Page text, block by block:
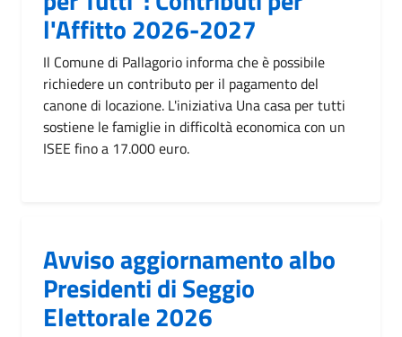
l'Affitto 2026-2027
Il Comune di Pallagorio informa che è possibile
richiedere un contributo per il pagamento del
canone di locazione. L'iniziativa Una casa per tutti
sostiene le famiglie in difficoltà economica con un
ISEE fino a 17.000 euro.
Avviso aggiornamento albo
Presidenti di Seggio
Elettorale 2026